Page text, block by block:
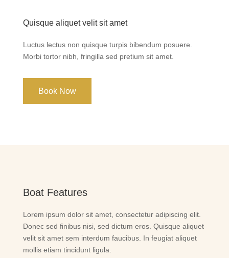
Quisque aliquet velit sit amet
Luctus lectus non quisque turpis bibendum posuere.
Morbi tortor nibh, fringilla sed pretium sit amet.
Book Now
Boat Features
Lorem ipsum dolor sit amet, consectetur adipiscing elit.
Donec sed finibus nisi, sed dictum eros. Quisque aliquet
velit sit amet sem interdum faucibus. In feugiat aliquet
mollis etiam tincidunt ligula.